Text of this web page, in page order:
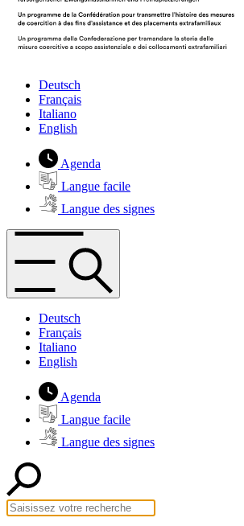
Deutsch
Français
Italiano
English
Agenda
Langue facile
Langue des signes
Deutsch
Français
Italiano
English
Agenda
Langue facile
Langue des signes